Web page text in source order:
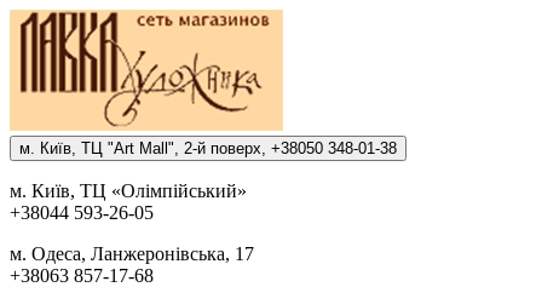
м. Киïв, ТЦ "Art Mall", 2-й поверх, +38050 348-01-38
м. Киïв, ТЦ «Олiмпiйський»
+38044 593-26-05
м. Одеса, Ланжеронiвська, 17
+38063 857-17-68